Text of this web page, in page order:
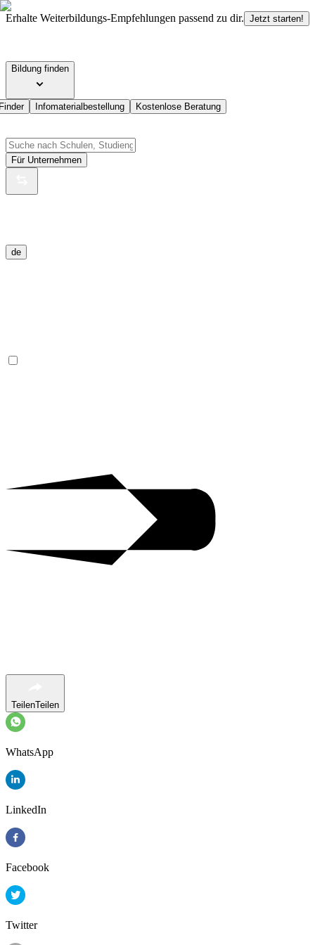
Erhalte Weiterbildungs-Empfehlungen passend zu dir. Jetzt starten!
Bildung finden
Infomaterialbestellung Kostenlose Beratung
Für Unternehmen
de
TeilenTeilen
WhatsApp
LinkedIn
Facebook
Twitter